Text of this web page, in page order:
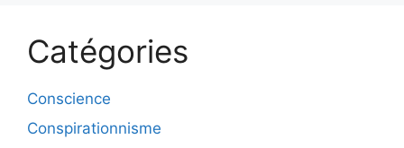
Catégories
Conscience
Conspirationnisme